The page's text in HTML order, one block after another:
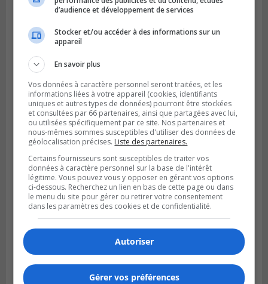
LONGUEUIL
Publié le 26 juillet 2026 à 15h54
Le Marché saisonnier de Longueuil débute
sa troisième édition
d’audience et développement de services
Stocker et/ou accéder à des informations sur un
appareil
En savoir plus
Vos données à caractère personnel seront traitées, et les
informations liées à votre appareil (cookies, identifiants
uniques et autres types de données) pourront être stockées
et consultées par 66 partenaires, ainsi que partagées avec lui,
ou utilisées spécifiquement par ce site. Nos partenaires et
nous-mêmes sommes susceptibles d'utiliser des données de
géolocalisation précises. Liste des partenaires.
Certains fournisseurs sont susceptibles de traiter vos
données à caractère personnel sur la base de l'intérêt
légitime. Vous pouvez vous y opposer en gérant vos options
ci-dessous. Recherchez un lien en bas de cette page ou dans
le menu du site pour gérer ou retirer votre consentement
dans les paramètres des cookies et de confidentialité.
Autoriser
Gérer vos préférences